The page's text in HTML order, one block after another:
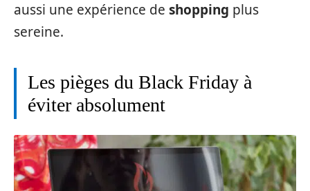
aussi une expérience de shopping plus
sereine.
Les pièges du Black Friday à
éviter absolument